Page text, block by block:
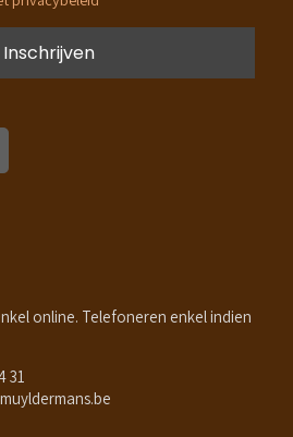
online. Telefoneren enkel indien
31